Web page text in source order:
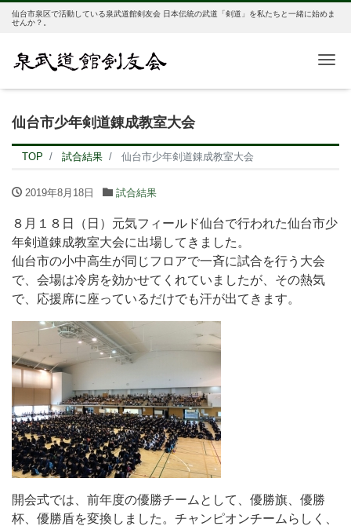
仙台市泉区で活動している泉武道館剣友会 日本伝統の武道「剣道」を私たちと一緒に始めま
せんか？。
仙台市少年剣道錬成教室大会
TOP 試合結果 仙台市少年剣道錬成教室大会
2019年8月18日 試合結果
８月１８日（日）元気フィールド仙台で行われた仙台市少
年剣道錬成教室大会に出場してきました。
仙台市の小中高生が同じフロアで一斉に試合を行う大会
で、会場は冷房を効かせてくれていましたが、その熱気
で、応援席に座っているだけでも汗が出てきます。
開会式では、前年度の優勝チームとして、優勝旗、優勝
杯、優勝盾を変換しました。チャンピオンチームらしく、